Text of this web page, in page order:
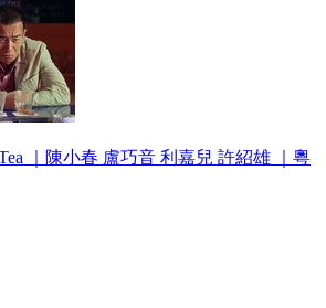
｜陳小春 盧巧音 利嘉兒 許紹雄 ｜粵